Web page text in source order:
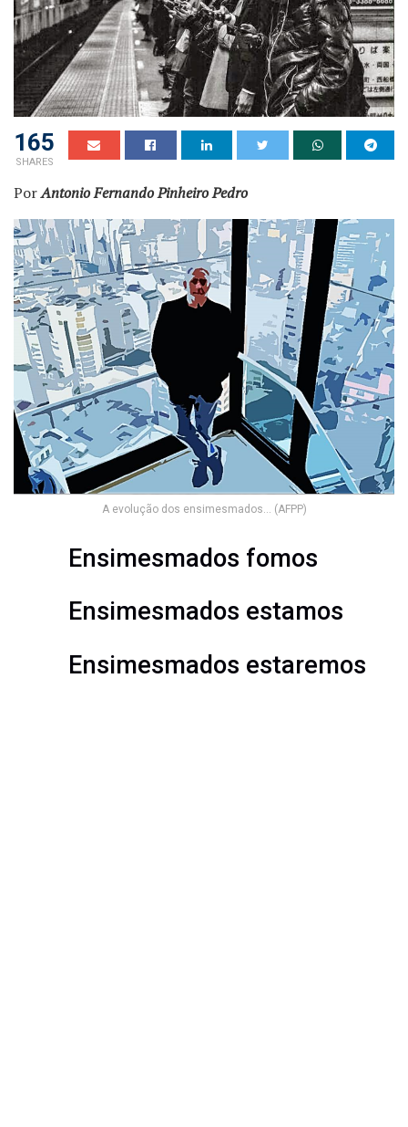
165
SHARES
PorAntonio Fernando Pinheiro Pedro
A evolução dos ensimesmados… (AFPP)
Ensimesmados fomos
Ensimesmados estamos
Ensimesmados estaremos